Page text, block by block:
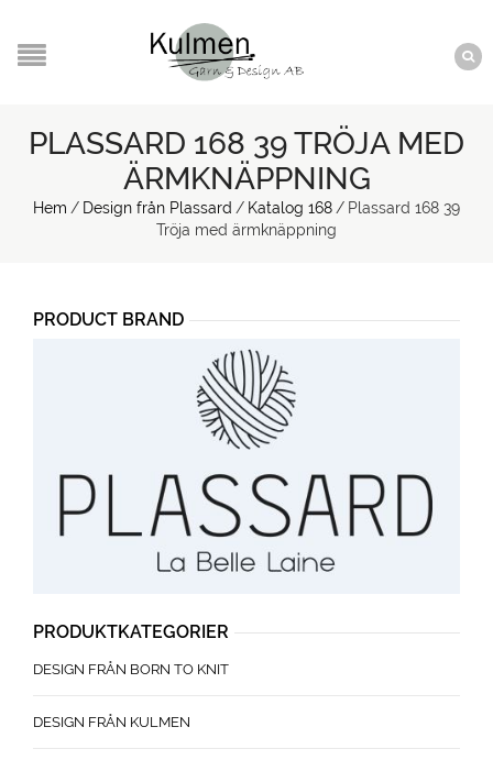
PLASSARD 168 39 TRÖJA MED
ÄRMKNÄPPNING
Hem / Design från Plassard / Katalog 168 / Plassard 168 39
Tröja med ärmknäppning
PRODUCT BRAND
PRODUKTKATEGORIER
DESIGN FRÅN BORN TO KNIT
DESIGN FRÅN KULMEN